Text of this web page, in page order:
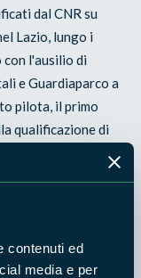
contenuti ed
media e per
dal CNR su
Lazio, lungo i
con l'ausilio di
e Guardiaparco a
pilota, il primo
qualificazione di
Farnese a